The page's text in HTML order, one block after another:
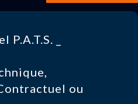
_
ou